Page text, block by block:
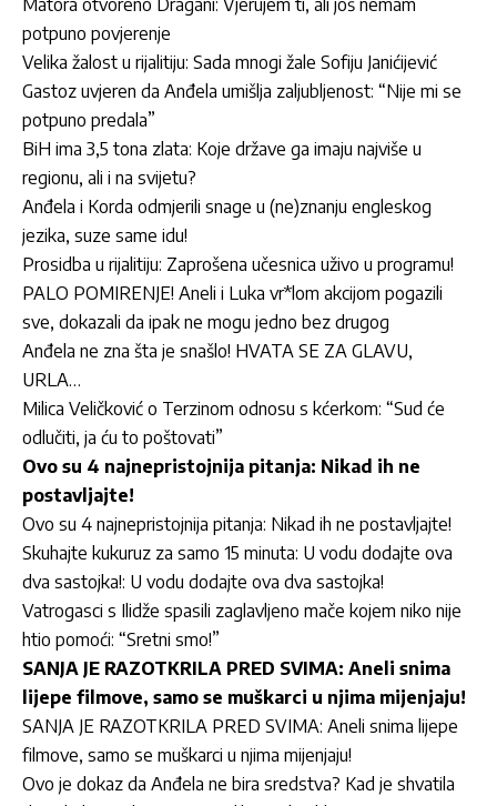
Matora otvoreno Dragani: Vjerujem ti, ali još nemam
potpuno povjerenje
Velika žalost u rijalitiju: Sada mnogi žale Sofiju Janićijević
Gastoz uvjeren da Anđela umišlja zaljubljenost: “Nije mi se
potpuno predala”
BiH ima 3,5 tona zlata: Koje države ga imaju najviše u
regionu, ali i na svijetu?
Anđela i Korda odmjerili snage u (ne)znanju engleskog
jezika, suze same idu!
Prosidba u rijalitiju: Zaprošena učesnica uživo u programu!
PALO POMIRENJE! Aneli i Luka vr*lom akcijom pogazili
sve, dokazali da ipak ne mogu jedno bez drugog
Anđela ne zna šta je snašlo! HVATA SE ZA GLAVU,
URLA…
Milica Veličković o Terzinom odnosu s kćerkom: “Sud će
odlučiti, ja ću to poštovati”
Ovo su 4 najnepristojnija pitanja: Nikad ih ne
postavljajte!
Ovo su 4 najnepristojnija pitanja: Nikad ih ne postavljajte!
Skuhajte kukuruz za samo 15 minuta: U vodu dodajte ova
dva sastojka!: U vodu dodajte ova dva sastojka!
Vatrogasci s Ilidže spasili zaglavljeno mače kojem niko nije
htio pomoći: “Sretni smo!”
SANJA JE RAZOTKRILA PRED SVIMA: Aneli snima
lijepe filmove, samo se muškarci u njima mijenjaju!
SANJA JE RAZOTKRILA PRED SVIMA: Aneli snima lijepe
filmove, samo se muškarci u njima mijenjaju!
Ovo je dokaz da Anđela ne bira sredstva? Kad je shvatila